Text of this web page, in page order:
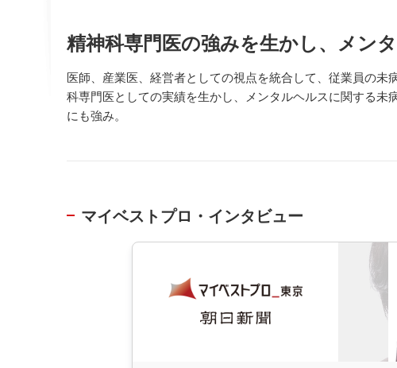
精神科専門医の強みを生かし、メン
医師、産業医、経営者としての視点を統合して、従業員の未
科専門医としての実績を生かし、メンタルヘルスに関する未
にも強み。
マイベストプロ・インタビュー